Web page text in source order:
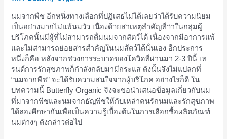
นมจากพืช อีกหนึ่งทางเลือกที่ปฏิเสธไม่ได้เลยว่าได้รับความนิยม
เป็นอย่างมากไม่แพ้นมวัว เนื่องด้วยสาเหตุสำคัญที่ว่าในกลุ่มผู้
บริโภคนั้นมีผู้ที่ไม่สามารถดื่มนมจากสัตว์ได้ เนื่องจากมีอาการแพ้
และไม่สามารถย่อยสารสำคัญในนมสัตว์ได้นั่นเอง อีกประการ
หนึ่งก็คือ หลังจากช่วงการระบาดของโควิดที่ผ่านมา 2-3 ปีนี้ เท
รนด์การรักสุขภาพก็กำลังกลับมามีกระแส ดังนั้นจึงไม่แปลกที่
“นมจากพืช” จะได้รับความสนใจจากผู้บริโภค อย่างไรก็ดี ใน
บทความนี้ Butterfly Organic จึงจะขอนำเสนอข้อมูลเกี่ยวกับนม
ที่มาจากพืชและนมจากธัญพืชให้กับเหล่าคนรักนมและรักสุขภาพ
ได้ลองศึกษากันเพื่อเป็นความรู้เบื้องต้นในการเลือกซื้อผลิตภัณฑ์
นมต่างๆ ดังกล่าวต่อไป
ชนิด
ต่าง
กัน
อย่างไร
เหมาะ
กับ
ใคร
บ้าง